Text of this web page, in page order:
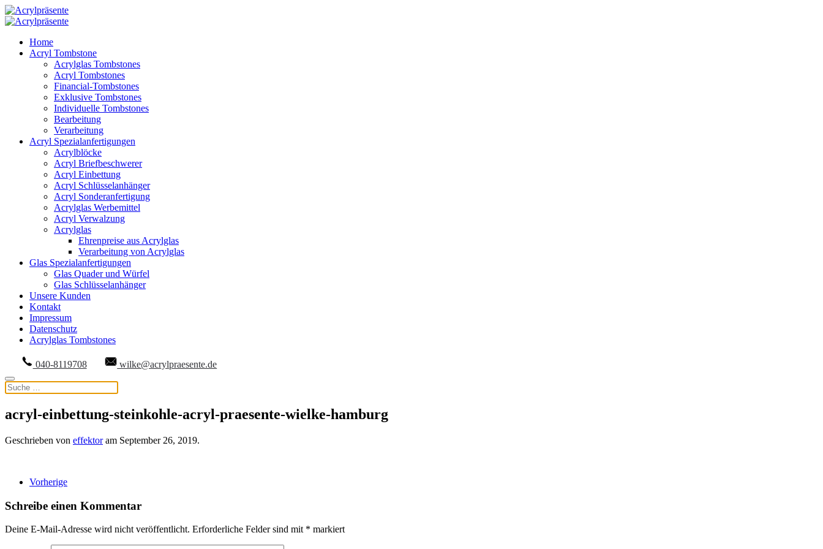
Home
Acryl Tombstone
Acrylglas Tombstones
Acryl Tombstones
Financial-Tombstones
Exklusive Tombstones
Individuelle Tombstones
Bearbeitung
Verarbeitung
Acryl Spezialanfertigungen
Acrylblöcke
Acryl Briefbeschwerer
Acryl Einbettung
Acryl Schlüsselanhänger
Acryl Sonderanfertigung
Acrylglas Werbemittel
Acryl Verwalzung
Acrylglas
Ehrenpreise aus Acrylglas
Verarbeitung von Acrylglas
Glas Spezialanfertigungen
Glas Quader und Würfel
Glas Schlüsselanhänger
Unsere Kunden
Kontakt
Impressum
Datenschutz
Acrylglas Tombstones
040-8119708 wilke@acrylpraesente.de
acryl-einbettung-steinkohle-acryl-praesente-wielke-hamburg
Geschrieben von effektoram September 26, 2019.
Vorherige
Schreibe einen Kommentar
Deine E-Mail-Adresse wird nicht veröffentlicht. Erforderliche Felder sind mit * markiert